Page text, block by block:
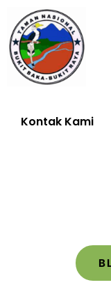
Kontak Kami